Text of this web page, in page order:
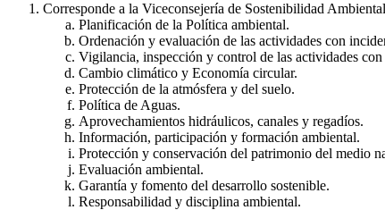
Corresponde a la Viceconsejería de Sostenibilidad
Planificación de la Política ambiental.
Ordenación y evaluación de las actividades con
Vigilancia, inspección y control de las actividades
Cambio climático y Economía circular.
Protección de la atmósfera y del suelo.
Política de Aguas.
Aprovechamientos hidráulicos, canales y regadíos.
Información, participación y formación ambiental.
Protección y conservación del patrimonio del medio
Evaluación ambiental.
Garantía y fomento del desarrollo sostenible.
Responsabilidad y disciplina ambiental.